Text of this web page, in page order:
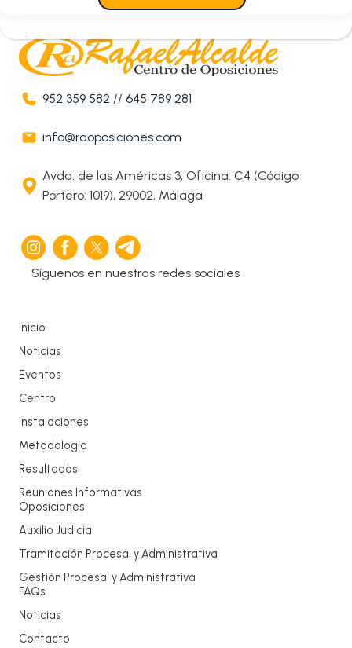
952 359 582 //645 789 281
info@raoposiciones.com
Avda. de las Américas 3, Oficina: C4 (Código
Portero: 1019), 29002, Málaga
Síguenos en nuestras redes sociales
Inicio
Noticias
Eventos
Centro
Instalaciones
Metodología
Resultados
Reuniones Informativas
Oposiciones
Auxilio Judicial
Tramitación Procesal y Administrativa
Gestión Procesal y Administrativa
FAQs
Noticias
Contacto